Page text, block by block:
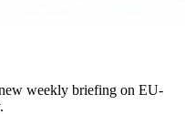
weekly briefing on EU-